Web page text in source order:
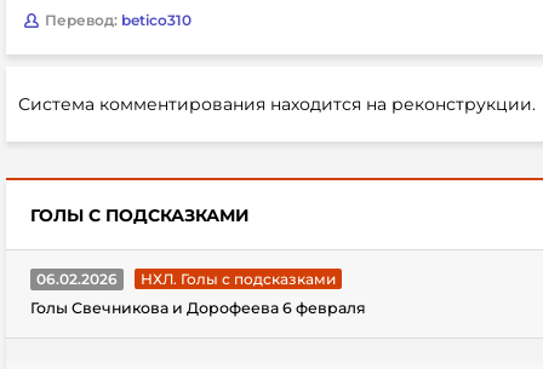
Перевод: betico310
Система комментирования находится на реконструкции.
ГОЛЫ С ПОДСКАЗКАМИ
06.02.2026
НХЛ. Голы с подсказками
Голы Свечникова и Дорофеева 6 февраля